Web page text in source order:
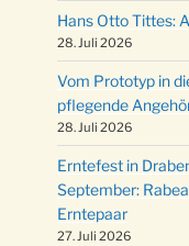
Hans Otto Tittes:
28. Juli 2026
Vom Prototyp in
pflegende
28. Juli 2026
Erntefest in
September:
Erntepaar
27. Juli 2026